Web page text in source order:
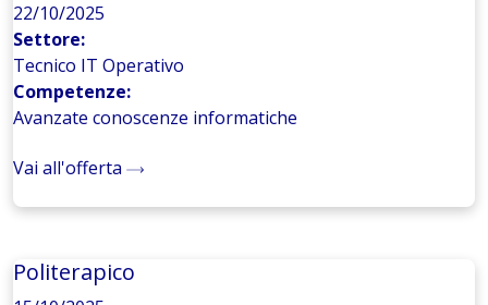
22/10/2025
Settore:
Tecnico IT Operativo
Competenze:
Avanzate conoscenze informatiche
Vai all'offerta
Politerapico